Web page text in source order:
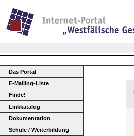
Das Portal
E-Mailing-Liste
Finde!
Linkkatalog
Dokumentation
Schule / Weiterbildung